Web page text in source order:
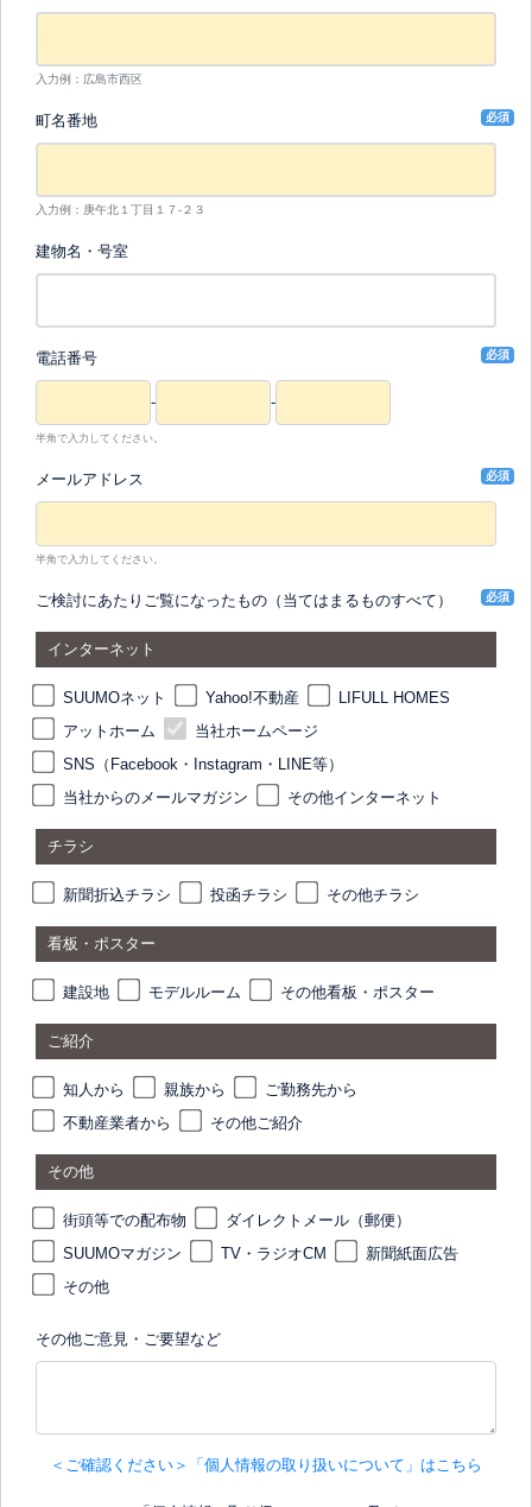
入力例：広島市西区
町名番地 必須
入力例：庚午北１丁目１７-２３
建物名・号室
電話番号 必須
- -
半角で入力してください。
メールアドレス 必須
半角で入力してください。
ご検討にあたりご覧になったもの（当てはまるものすべて） 必須
インターネット
SUUMOネット Yahoo!不動産
LIFULL HOMES
アットホーム
当社ホームページ
SNS（Facebook・Instagram・LINE等）
当社からのメールマガジン
その他インターネット
チラシ
新聞折込チラシ 投函チラシ その他チラシ
看板・ポスター
建設地 モデルルーム その他看板・ポスター
ご紹介
知人から 親族から
ご勤務先から
不動産業者から
その他ご紹介
その他
街頭等での配布物
ダイレクトメール（郵便）
SUUMOマガジン
TV・ラジオCM
新聞紙面広告
その他
その他ご意見・ご要望など
＜ご確認ください＞「個人情報の取り扱いについて」はこちら